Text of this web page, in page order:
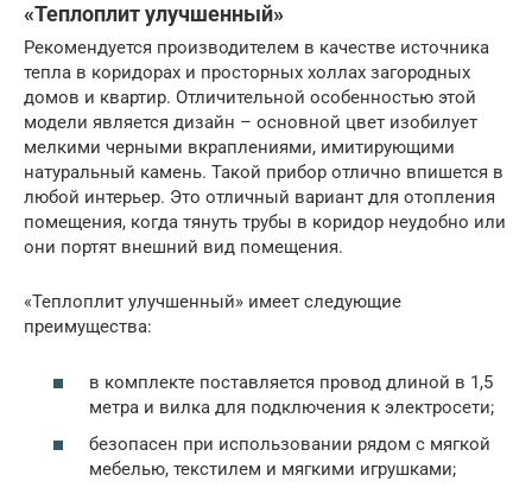
«Теплоплит улучшенный»
Рекомендуется производителем в качестве источника
тепла в коридорах и просторных холлах загородных
домов и квартир. Отличительной особенностью этой
модели является дизайн – основной цвет изобилует
мелкими черными вкраплениями, имитирующими
натуральный камень. Такой прибор отлично впишется в
любой интерьер. Это отличный вариант для отопления
помещения, когда тянуть трубы в коридор неудобно или
они портят внешний вид помещения.
«Теплоплит улучшенный» имеет следующие
преимущества:
в комплекте поставляется провод длиной в 1,5
метра и вилка для подключения к электросети;
безопасен при использовании рядом с мягкой
мебелью, текстилем и мягкими игрушками;